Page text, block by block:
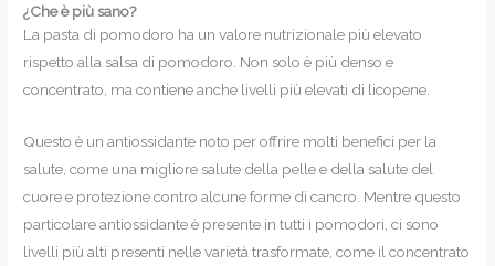
¿Che è più sano?
La pasta di pomodoro ha un valore nutrizionale più elevato
rispetto alla salsa di pomodoro. Non solo è più denso e
concentrato, ma contiene anche livelli più elevati di licopene.
Questo è un antiossidante noto per offrire molti benefici per la
salute, come una migliore salute della pelle e della salute del
cuore e protezione contro alcune forme di cancro. Mentre questo
particolare antiossidante è presente in tutti i pomodori, ci sono
livelli più alti presenti nelle varietà trasformate, come il concentrato